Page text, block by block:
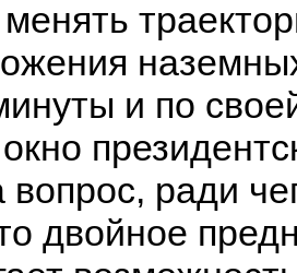
и по
вопрос, ради
двойное